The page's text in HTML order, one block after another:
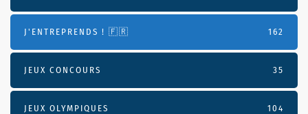
J'ENTREPRENDS ! 🇫🇷 162
JEUX CONCOURS 35
JEUX OLYMPIQUES 104